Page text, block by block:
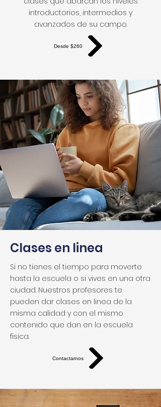
introductorios, intermedios y
avanzados de su campo.
Desde $260
Clases en linea
Si no tienes el tiempo para moverte
hasta la escuela o si vives en una otra
ciudad. Nuestros profesores te
pueden dar clases en linea de la
misma calidad y con el mismo
contenido que dan en la escuela
fisica.
Contactarnos